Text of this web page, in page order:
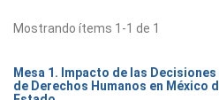
Mostrando ítems 1-1 de 1
Mesa 1. Impacto de las
de Derechos Humanos en México